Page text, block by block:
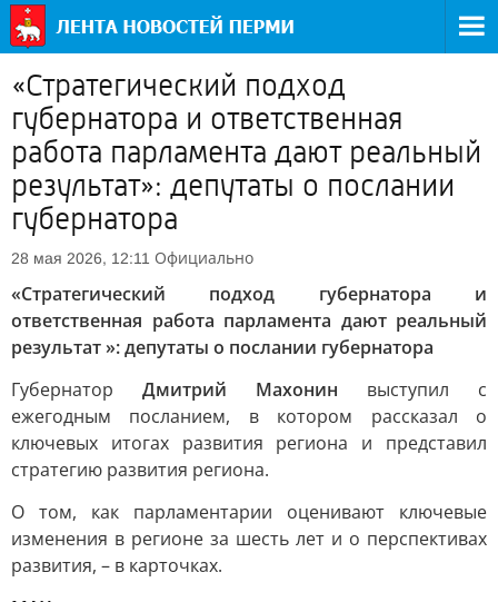
«Стратегический подход
губернатора и ответственная
работа парламента дают реальный
результат»: депутаты о послании
губернатора
28 мая 2026, 12:11 Официально
«Стратегический подход губернатора и
ответственная работа парламента дают реальный
результат »: депутаты о послании губернатора
Губернатор Дмитрий Махонин выступил с
ежегодным посланием, в котором рассказал о
ключевых итогах развития региона и представил
стратегию развития региона.
О том, как парламентарии оценивают ключевые
изменения в регионе за шесть лет и о перспективах
развития, – в карточках.